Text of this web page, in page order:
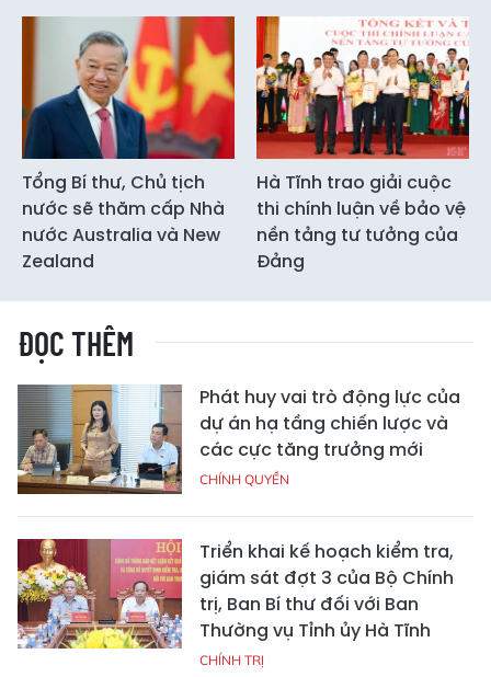
Tổng Bí thư, Chủ tịch
nước sẽ thăm cấp Nhà
nước Australia và New
Zealand
Hà Tĩnh trao giải cuộc
thi chính luận về bảo vệ
nền tảng tư tưởng của
Đảng
ĐỌC THÊM
Phát huy vai trò động lực của
dự án hạ tầng chiến lược và
các cực tăng trưởng mới
CHÍNH QUYỀN
Triển khai kế hoạch kiểm tra,
giám sát đợt 3 của Bộ Chính
trị, Ban Bí thư đối với Ban
Thường vụ Tỉnh ủy Hà Tĩnh
CHÍNH TRỊ